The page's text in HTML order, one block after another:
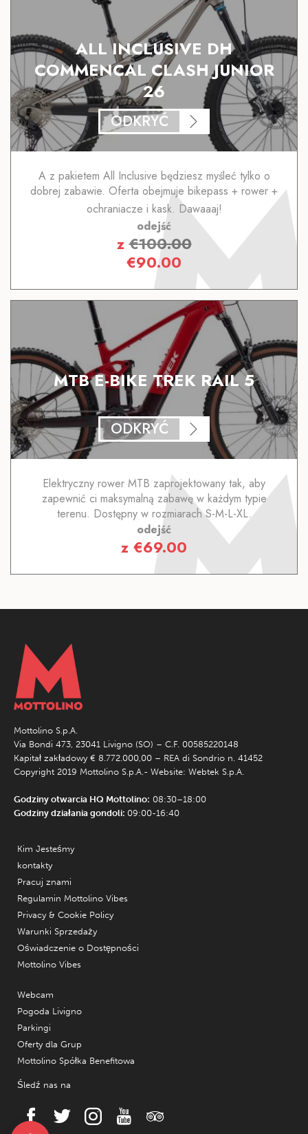
ALL INCLUSIVE DH
COMMENCAL CLASH JUNIOR
26
ODKRYĆ
A z pakietem All Inclusive będziesz myśleć tylko o
dobrej zabawie. Oferta obejmuje bikepass + rower +
ochraniacze i kask. Dawaaaj!
odejść
z€100.00
€90.00
MTB E-BIKE TREK RAIL 5
ODKRYĆ
Elektryczny rower MTB zaprojektowany tak, aby
zapewnić ci maksymalną zabawę w każdym typie
terenu. Dostępny w rozmiarach S-M-L-XL.
odejść
z €69.00
Mottolino S.p.A.
Via Bondi 473, 23041 Livigno (SO) – C.F. 00585220148
Kapitał zakładowy € 8.772.000,00 – REA di Sondrio n. 41452
Copyright 2019 Mottolino S.p.A.- Website: Webtek S.p.A.
Godziny otwarcia HQ Mottolino: 08:30–18:00
Godziny działania gondoli: 09:00-16:40
Kim Jesteśmy
kontakty
Pracuj znami
Regulamin Mottolino Vibes
Privacy & Cookie Policy
Warunki Sprzedaży
Oświadczenie o Dostępności
Mottolino Vibes
Webcam
Pogoda Livigno
Parkingi
Oferty dla Grup
Mottolino Spółka Benefitowa
Śledź nas na